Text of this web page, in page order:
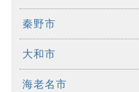
秦野市
大和市
海老名市